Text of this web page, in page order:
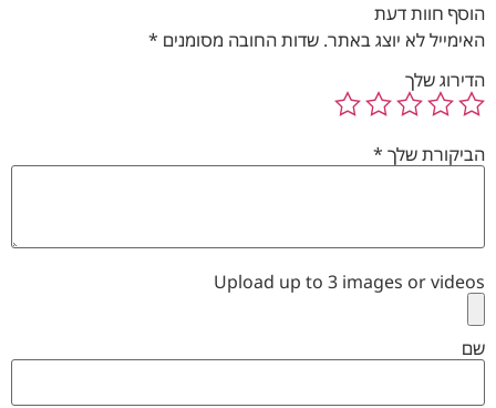
הוסף חוות דעת
האימייל לא יוצג באתר. שדות החובה מסומנים *
הדירוג שלך
הביקורת שלך *
Upload up to 3 images or videos
שם